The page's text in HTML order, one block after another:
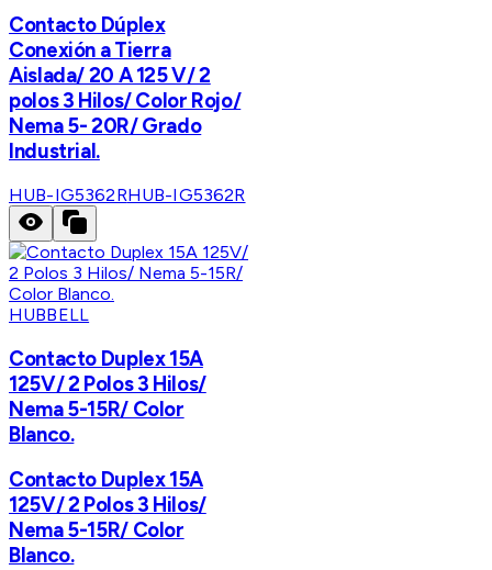
Contacto Dúplex
Conexión a Tierra
Aislada/ 20 A 125 V/ 2
polos 3 Hilos/ Color Rojo/
Nema 5- 20R/ Grado
Industrial.
HUB-IG5362RHUB-IG5362R
HUBBELL
Contacto Duplex 15A
125V/ 2 Polos 3 Hilos/
Nema 5-15R/ Color
Blanco.
Contacto Duplex 15A
125V/ 2 Polos 3 Hilos/
Nema 5-15R/ Color
Blanco.